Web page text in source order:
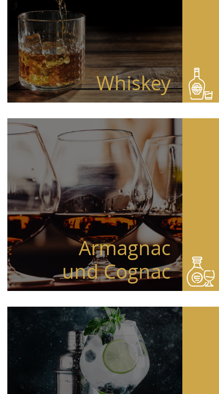
Whiskey
Armagnac
und Cognac